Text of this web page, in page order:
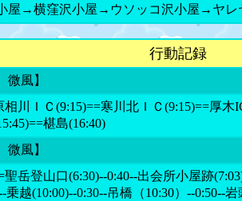
屋→横窪沢小屋→ウソッコ沢小屋→ヤレ
行動記録
微風】
相川ＩＣ(9:15)==寒川北ＩＣ(9:15)==厚木
椹島(16:40)
微風】
岳登山口(6:30)--0:40--出会所小屋跡
乗越(10:00)--0:30--吊橋（10:30）--0:50--